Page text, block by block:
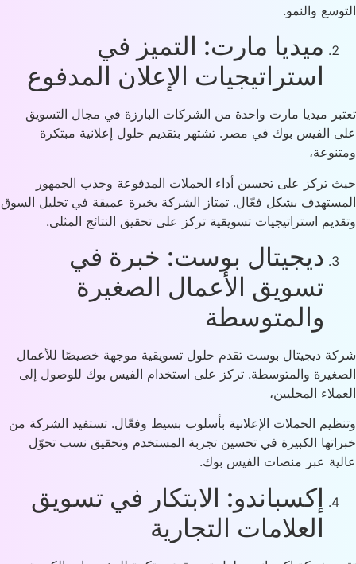
والنمو.
ميديا مارت: التميز في
استراتيجيات الإعلان المدفوع
ميديا مارت واحدة من الشركات البارزة في مجال التسويق
الفيس بوك في مصر. تشتهر بتقديم حلول إعلانية مبتكرة
تركز على تحسين أداء الحملات المدفوعة وجذب الجمهور
بشكل فعّال. تمتاز الشركة بخبرة عميقة في تحليل السوق
استراتيجيات تسويقية تركز على تحقيق النتائج المثلى.
ديجيتال بوست: خبرة في
تسويق الأعمال الصغيرة
والمتوسطة
ديجيتال بوست تقدم حلول تسويقية موجهة خصيصًا للأعمال
والمتوسطة. تركز على استخدام الفيس بوك للوصول إلى
المحليين،
الحملات الإعلانية بأسلوب بسيط وفعّال. تستفيد الشركة من
الكبيرة في تحسين تجربة المستخدم وتحقيق نسب تحوّل
عبر منصات الفيس بوك.
إكسباندو: الابتكار في تسويق
العلامات التجارية